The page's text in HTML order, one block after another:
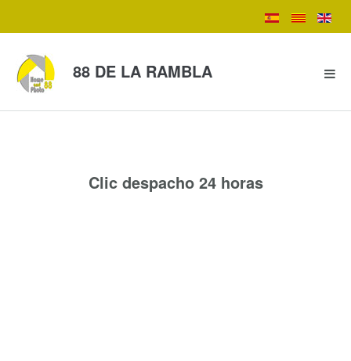
88 DE LA RAMBLA
Clic despacho 24 horas